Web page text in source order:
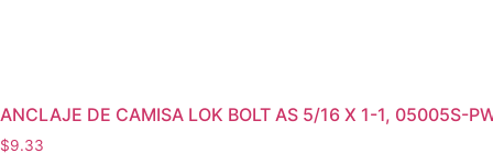
ANCLAJE DE CAMISA LOK BOLT AS 5/16 X 1-1, 05005S-
$9.33